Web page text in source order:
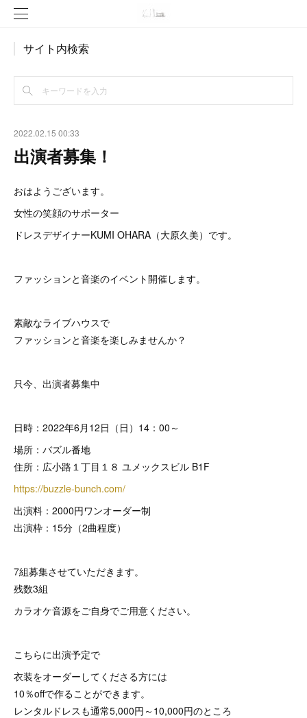
サイト内検索
2022.02.15 00:33
出演者募集！
おはようございます。
女性の笑顔のサポーター
ドレスデザイナーKUMI OHARA（大原久美）です。
ファッションと音楽のイベント開催します。
素敵なライブハウスで
ファッションと音楽を楽しみませんか？
只今、出演者募集中
日時：2022年6月12日（日）14：00～
場所：バズル番地
住所：広小路１丁目１８ ユメックスビル B1F
https://buzzle-bunch.com/
出演料：2000円ワンオーダー制
出演枠：15分（2曲程度）
7組募集させていただきます。
残数3組
カラオケ音源をご自身でご用意ください。
こちらに出演予定で
衣装をオーダーしてくださる方には
10％offで作ることができます。
レンタルドレスも通常5,000円～10,000円のところ